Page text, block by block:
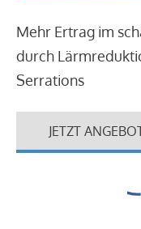
Mehr Ertrag im
durch
Serrations
JETZT